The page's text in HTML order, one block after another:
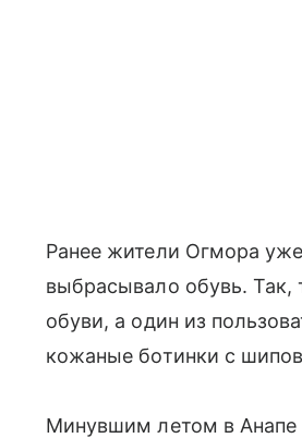
Ранее жители Огмора
выбрасывало обувь. Так,
обуви, а один из
кожаные ботинки с
Минувшим летом в Анапе